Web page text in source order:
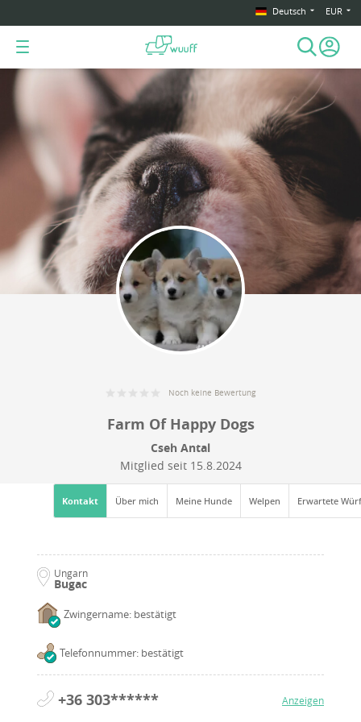
Deutsch EUR
Noch keine Bewertung
Farm Of Happy Dogs
Cseh Antal
Mitglied seit 15.8.2024
Kontakt Über mich Meine Hunde Welpen Erwartete
Ungarn
Bugac
Zwingername: bestätigt
Telefonnummer: bestätigt
+36 303****** Anzeigen